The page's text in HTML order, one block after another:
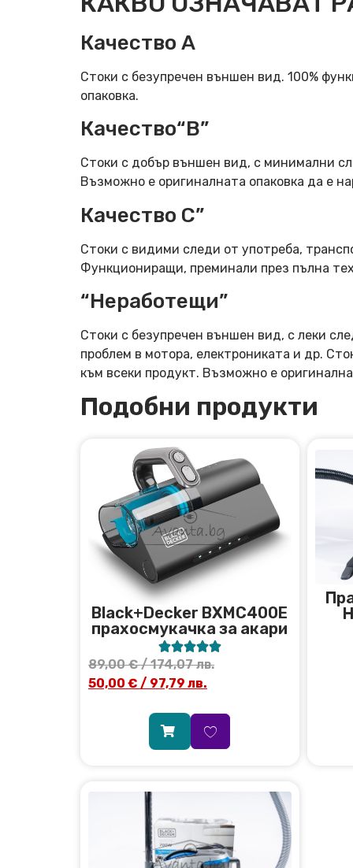
Качество А
Стоки с безупречен външен вид. 100%
опаковка.
Качество“B”
Стоки с добър външен вид, с минимални
Възможно е оригиналната опаковка да е
Качество C”
Стоки с видими следи от употреба,
Функциониращи, преминали през пълна
“Неработещи”
Стоки с безупречен външен вид, с леки
проблем в мотора, електрониката и др.
към всеки продукт. Възможно е
Подобни продукти
Black+Decker BXMC400E
прахосмукачка за акари

89,00€/ 174,07 лв.
50,00 € / 97,79 лв.